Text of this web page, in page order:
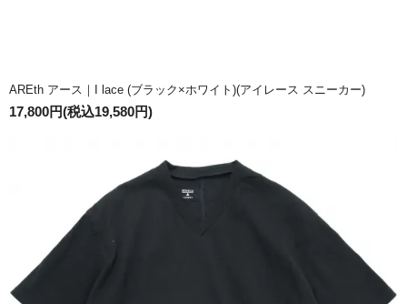
AREth アース｜I lace (ブラック×ホワイト)(アイレース スニーカー)
17,800円(税込19,580円)